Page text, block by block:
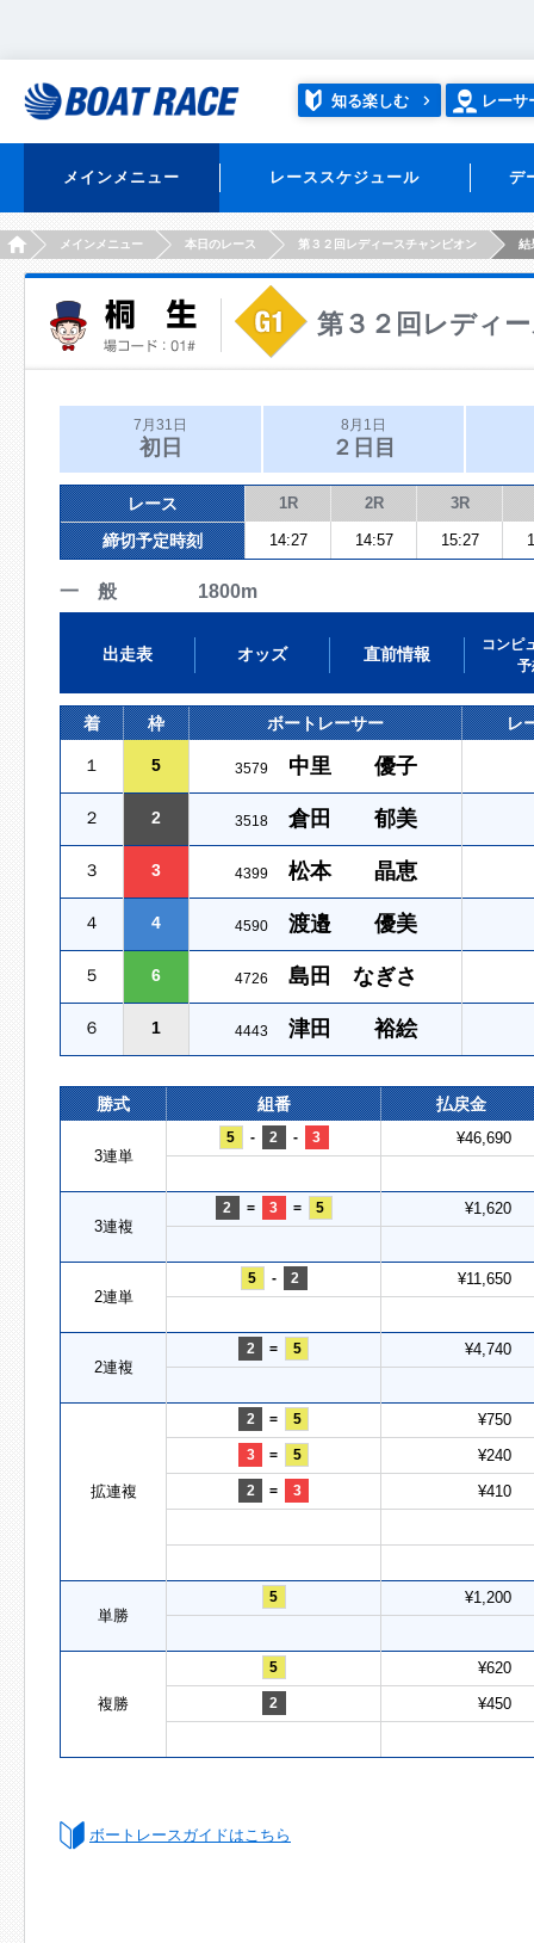
知る楽しむ レーサ
メインメニュー レーススケジュール デ
HOMEメインメニュー 本日のレース 第３２回レディースチャンピオン 結
第３２回レディ
7月31日
初日
8月1日
２日目
レース 1R 2R 3R
締切予定時刻 14:27 14:57 15:27
一 般 1800m
出走表 オッズ 直前情報
コンピ
予
着 枠 ボートレーサー レ
１ 5 3579 中里 優子
２ 2 3518 倉田 郁美
３ 3 4399 松本 晶恵
４ 4 4590 渡邉 優美
５ 6 4726 島田 なぎさ
６ 1 4443 津田 裕絵
勝式 組番 払戻金
3連単
5 - 2 - 3 ¥46,690
3連複
2 = 3 = 5 ¥1,620
2連単
5 - 2 ¥11,650
2連複
2 = 5 ¥4,740
拡連複
2 = 5 ¥750
3 = 5 ¥240
2 = 3 ¥410
単勝
5 ¥1,200
複勝
5 ¥620
2 ¥450
ボートレースガイドはこちら